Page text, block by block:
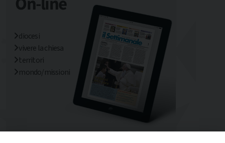
diocesi
vivere la chiesa
territori
mondo/missioni